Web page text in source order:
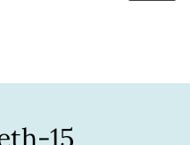
15